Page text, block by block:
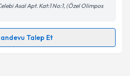
işlenmesine ilişkin
ve kişisel verilerimin belirtilen
kabul ediyorum.
Asal Apt. Kat:1 No:1, (Özel Olimpos
Talep Et
Talebi